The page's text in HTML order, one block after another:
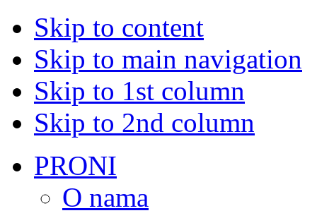
Skip to content
Skip to main navigation
Skip to 1st column
Skip to 2nd column
PRONI
O nama